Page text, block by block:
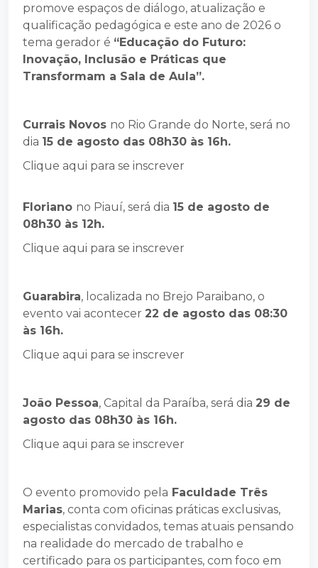
promove espaços de diálogo, atualização e
qualificação pedagógica e este ano de 2026 o
tema gerador é “Educação do Futuro:
Inovação, Inclusão e Práticas que
Transformam a Sala de Aula”.
Currais Novos no Rio Grande do Norte, será no
dia 15 de agosto das 08h30 às 16h.
Clique aqui para se inscrever
Floriano no Piauí, será dia 15 de agosto de
08h30 às 12h.
Clique aqui para se inscrever
Guarabira, localizada no Brejo Paraibano, o
evento vai acontecer 22 de agosto das 08:30
às 16h.
Clique aqui para se inscrever
João Pessoa, Capital da Paraíba, será dia 29 de
agosto das 08h30 às 16h.
Clique aqui para se inscrever
O evento promovido pela Faculdade Três
Marias, conta com oficinas práticas exclusivas,
especialistas convidados, temas atuais pensando
na realidade do mercado de trabalho e
certificado para os participantes, com foco em